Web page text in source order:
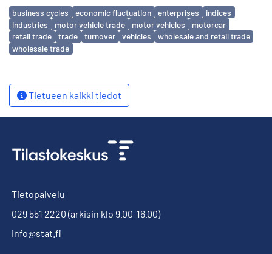
Avainsanat
business cycles economic fluctuation enterprises
indices
industries
motor vehicle trade motor vehicles
motorcar
retail trade
trade turnover vehicles
wholesale and retail trade
wholesale trade
Tietueen kaikki tiedot
Tietopalvelu
029 551 2220 (arkisin klo 9.00-16.00)
info@stat.fi